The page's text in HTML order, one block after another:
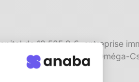
de 13 585,2 €, entreprise
social est située à Cap Oméga-